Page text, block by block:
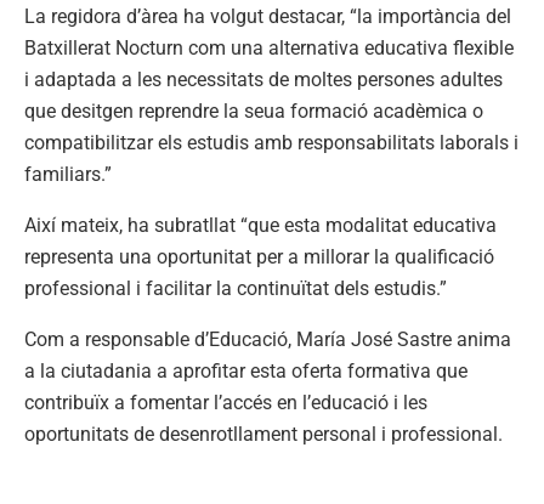
La regidora d’àrea ha volgut destacar, “la importància del
Batxillerat Nocturn com una alternativa educativa flexible
i adaptada a les necessitats de moltes persones adultes
que desitgen reprendre la seua formació acadèmica o
compatibilitzar els estudis amb responsabilitats laborals i
familiars.”
Així mateix, ha subratllat “que esta modalitat educativa
representa una oportunitat per a millorar la qualificació
professional i facilitar la continuïtat dels estudis.”
Com a responsable d’Educació, María José Sastre anima
a la ciutadania a aprofitar esta oferta formativa que
contribuïx a fomentar l’accés en l’educació i les
oportunitats de desenrotllament personal i professional.